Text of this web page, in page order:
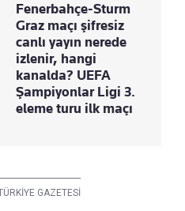
Fenerbahçe-Sturm
Graz maçı şifresiz
canlı yayın nerede
izlenir, hangi
kanalda? UEFA
Şampiyonlar Ligi 3.
eleme turu ilk maçı
GAZETESİ